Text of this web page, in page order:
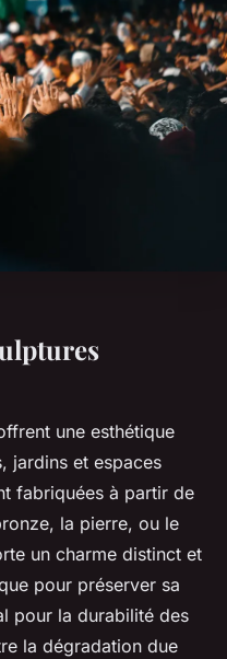
une esthétique
jardins et espaces
fabriquées à partir de
la pierre, ou le
un charme distinct et
pour préserver sa
pour la durabilité des
la dégradation due